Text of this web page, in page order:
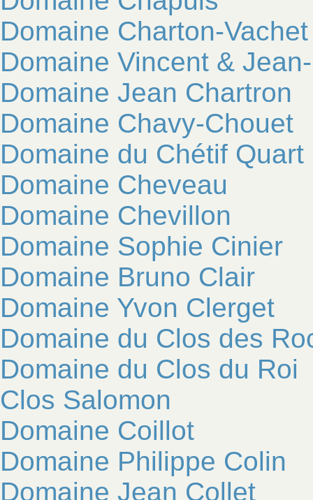
Domaine Charton-Vachet
Domaine Vincent &
Domaine Jean Chartron
Domaine Chavy-Chouet
Domaine du Chétif Quart
Domaine Cheveau
Domaine Chevillon
Domaine Sophie Cinier
Domaine Bruno Clair
Domaine Yvon Clerget
Domaine du Clos des
Domaine du Clos du Roi
Clos Salomon
Domaine Coillot
Domaine Philippe Colin
Domaine Jean Collet